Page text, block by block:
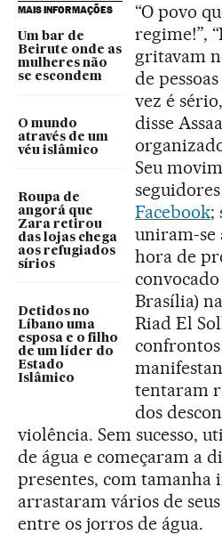
MAIS INFORMAÇÕES
Um bar de
Beirute onde as
mulheres não
se escondem
O mundo
através de um
véu islâmico
Roupa de
angorá que
Zara retirou
das lojas chega
aos refugiados
sírios
Detidos no
Líbano uma
esposa e o filho
de um líder do
Estado
Islâmico
“O povo
regime!”,
gritavam
de
vez é
disse
Seu
seguidores
Facebook;
uniram-se
hora de
convocado
Brasília)
Riad El
tentaram
dos
violência. Sem sucesso,
de água e começaram a
presentes, com tamanha
arrastaram vários de
entre os jorros de água.